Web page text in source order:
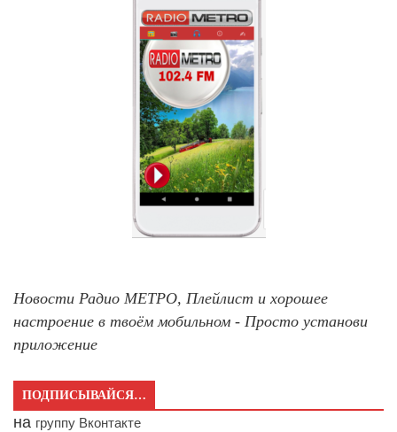
Новости Радио МЕТРО, Плейлист и хорошее
настроение в твоём мобильном - Просто установи
приложение
ПОДПИСЫВАЙСЯ…
на группу Вконтакте